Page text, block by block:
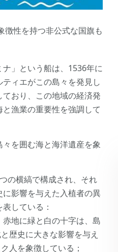
徴性を持つ非公式な国旗も
ナ」という船は、1536年に
ティエがこの島々を発見し
ており、この地域の経済発
と漁業の重要性を強調して
を囲む海と海洋遺産を象
の横縞で構成され、それ
に影響を与えた入植者の異
している：
赤地に緑と白の十字は、島
歴史に大きな影響を与え
人を象徴している；